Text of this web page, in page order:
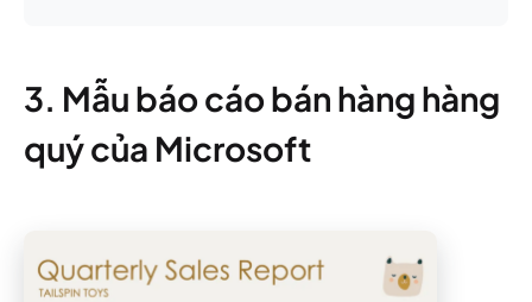
3. Mẫu báo cáo bán hàng hàng
quý của Microsoft